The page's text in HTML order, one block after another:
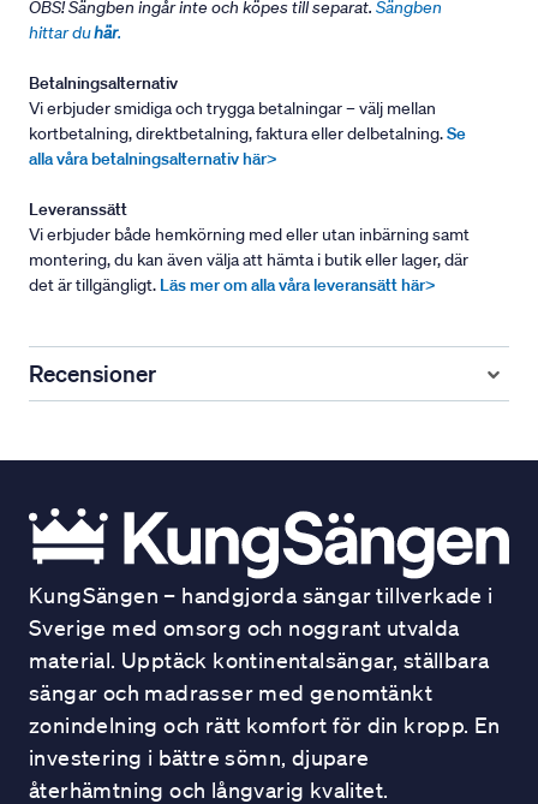
OBS! Sängben ingår inte och köpes till separat. Sängben
hittar duhär.
Betalningsalternativ
Vi erbjuder smidiga och trygga betalningar – välj mellan
kortbetalning, direktbetalning, faktura eller delbetalning.Se
alla våra betalningsalternativ här>
Leveranssätt
Vi erbjuder både hemkörning med eller utan inbärning samt
montering, du kan även välja att hämta i butik eller lager, där
det är tillgängligt. Läs mer om alla våra leveransätt här>
Recensioner
KungSängen – handgjorda sängar tillverkade i
Sverige med omsorg och noggrant utvalda
material. Upptäck kontinentalsängar, ställbara
sängar och madrasser med genomtänkt
zonindelning och rätt komfort för din kropp. En
investering i bättre sömn, djupare
återhämtning och långvarig kvalitet.